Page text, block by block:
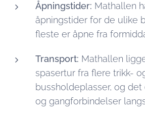
Åpningstider: Mathallen
åpningstider for de ulike
fleste er åpne fra
Transport: Mathallen
spasertur fra flere trikk-
bussholdeplasser, og
og gangforbindelser